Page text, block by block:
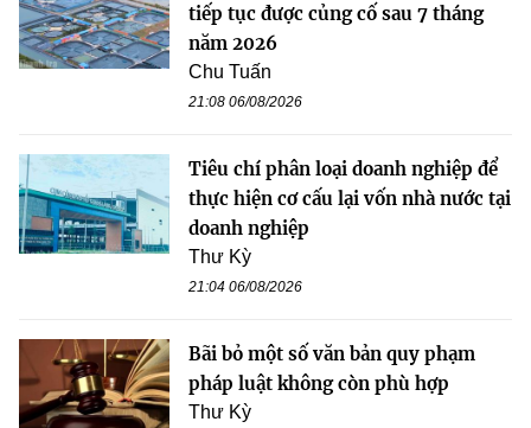
tiếp tục được củng cố sau 7 tháng
năm 2026
Chu Tuấn
21:08 06/08/2026
Tiêu chí phân loại doanh nghiệp để
thực hiện cơ cấu lại vốn nhà nước tại
doanh nghiệp
Thư Kỳ
21:04 06/08/2026
Bãi bỏ một số văn bản quy phạm
pháp luật không còn phù hợp
Thư Kỳ